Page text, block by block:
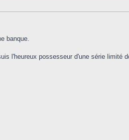
banque.
l'heureux possesseur d'une série limité